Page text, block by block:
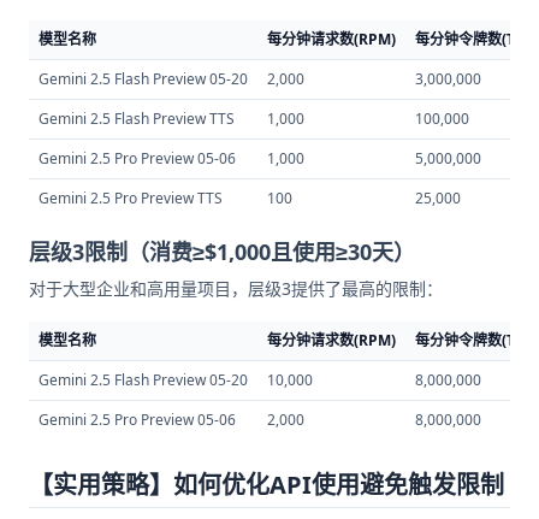
模型名称 每分钟请求数(RPM)
每分钟令牌数
Gemini 2.5 Flash Preview 05-20
2,000
3,000,000
Gemini 2.5 Flash Preview TTS
1,000
100,000
Gemini 2.5 Pro Preview 05-06
1,000
5,000,000
Gemini 2.5 Pro Preview TTS
100 25,000
层级3限制（消费≥$1,000且使用≥30天）
对于大型企业和高用量项目，层级3提供了最高的限制：
模型名称 每分钟请求数(RPM)
每分钟令牌数
Gemini 2.5 Flash Preview 05-20
10,000
8,000,000
Gemini 2.5 Pro Preview 05-06
2,000 8,000,000
【实用策略】如何优化API使用避免触发限制